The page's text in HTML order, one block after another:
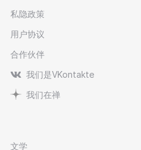
私隐政策
用户协议
合作伙伴
我们是VKontakte
我们在禅
文学